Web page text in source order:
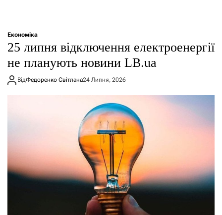
Економіка
25 липня відключення електроенергії
не планують новини LB.ua
ВідФедоренко Світлана24 Липня, 2026